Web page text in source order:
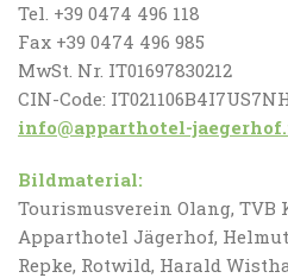
Tel. +39 0474 496 118
Fax +39 0474 496 985
MwSt. Nr. IT01697830212
CIN-Code:
info@apparthotel-
Bildmaterial:
Tourismusverein Olang,
Apparthotel Jägerhof,
Repke, Rotwild, Harald